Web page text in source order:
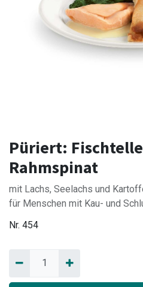
Püriert:
Rahmspinat
mit Lachs, Seelachs und
für Menschen mit Kau- und
Nr. 454